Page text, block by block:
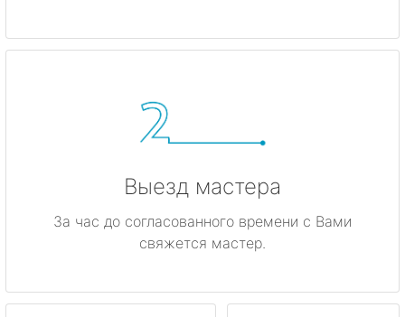
Выезд мастера
За час до согласованного времени с Вами
свяжется мастер.